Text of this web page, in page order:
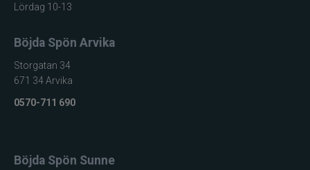
Lördag 10-13
Böjda Spön Arvika
Storgatan 34
671 34 Arvika
0570-711 690
Böjda Spön Sunne